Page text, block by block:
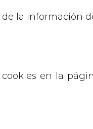
la información
en la